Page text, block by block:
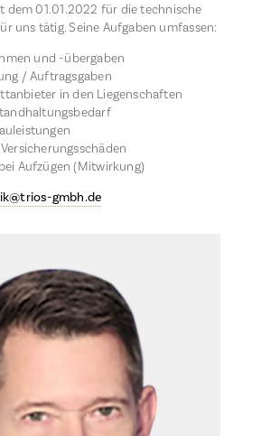
dem 01.01.2022 für die technische
uns tätig. Seine Aufgaben umfassen:
und -übergaben
/ Auftragsgaben
in den Liegenschaften
Aufzügen (Mitwirkung)
gmbh.de